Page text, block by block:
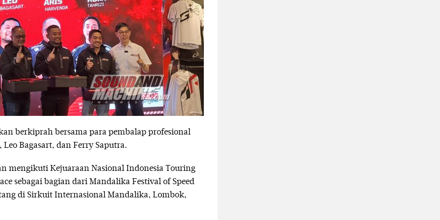
berkiprah bersama para pembalap profesional
Bagasart, dan Ferry Saputra.
mengikuti Kejuaraan Nasional Indonesia Touring
sebagai bagian dari Mandalika Festival of Speed
di Sirkuit Internasional Mandalika, Lombok,